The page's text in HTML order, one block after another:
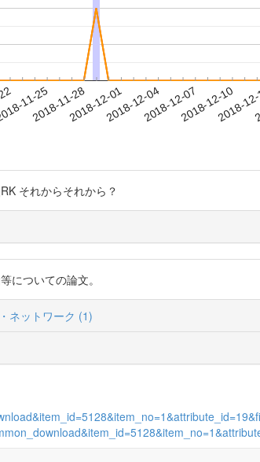
11-25
2018-11-282018-12-012018-12-042018-12-072018-12-10
2018-
それからそれから？
についての論文。
ネットワーク (1)